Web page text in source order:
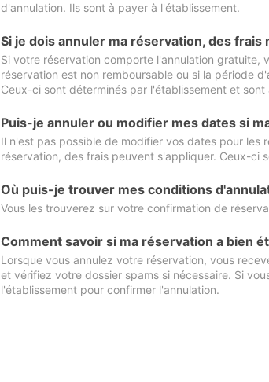
d'annulation. Ils sont à payer à l'établissement.
Si je dois annuler ma réservation, des
Si votre réservation comporte l'annulation gratuite,
réservation est non remboursable ou si la période
Ceux-ci sont déterminés par l'établissement et sont
Puis-je annuler ou modifier mes dates si
Il n'est pas possible de modifier vos dates pour les
réservation, des frais peuvent s'appliquer. Ceux-ci
Où puis-je trouver mes conditions
Vous les trouverez sur votre confirmation de
Comment savoir si ma réservation a bien
Lorsque vous annulez votre réservation, vous
et vérifiez votre dossier spams si nécessaire. Si
l'établissement pour confirmer l'annulation.